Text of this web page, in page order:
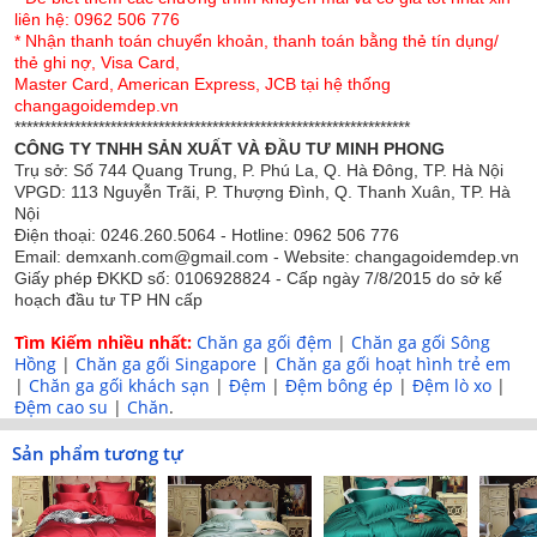
Chất liệu lụa mềm mịn cao cấp
Mô tả sản phẩm:
Bộ chăn ga gối lụa Singapore Luxury 6 món với phong
cách sang trọng sẽ rất phù hợp với không gian thiết kế
hiện đại. Sản phẩm được thiết kế và sản xuất theo tiêu
chuẩn Châu Âu với những chất liệu lụa cao cấp sợi vải
mịn màng, không xù xước, không bụi vải, cực bền màu.
Sản phẩm có nguồn gốc thiên nhiên, mềm mại với làn da,
khả năng thấm hút mồ hôi, kháng khuẩn, bảo vệ sức
liên hệ: 0962 506 776
* Nhận thanh toán chuyển khoản, thanh toán bằng thẻ tín dụng/
thẻ ghi nợ, Visa Card,
Master Card, American Express, JCB tại hệ thống
changagoidemdep.vn
******************************************************************
CÔNG TY TNHH SẢN XUẤT VÀ ĐẦU TƯ MINH PHONG
Trụ sở: Số 744 Quang Trung, P. Phú La, Q. Hà Đông, TP. Hà Nội
VPGD: 113 Nguyễn Trãi, P. Thượng Đình, Q. Thanh Xuân, TP. Hà
Nội
Điện thoại: 0246.260.5064 - Hotline: 0962 506 776
Email: demxanh.com@gmail.com - Website: changagoidemdep.vn
Giấy phép ĐKKD số: 0106928824 - Cấp ngày 7/8/2015 do sở kế
hoạch đầu tư TP HN cấp
Tìm Kiếm nhiều nhất: Chăn ga gối đệm | Chăn ga gối Sông
Hồng | Chăn ga gối Singapore | Chăn ga gối hoạt hình trẻ em
| Chăn ga gối khách sạn | Đệm | Đệm bông ép | Đệm lò xo |
Đệm cao su | Chăn.
Sản phẩm tương tự